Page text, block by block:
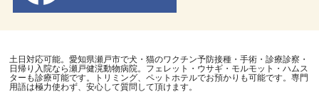
土日対応可能。愛知県瀬戸市で犬・猫のワクチン予防接種・手術・診療診察・
日帰り入院なら瀬戸健滉動物病院。フェレット・ウサギ・モルモット・ハムス
ターも診療可能です。トリミング、ペットホテルでお預かりも可能です。専門
用語は極力使わず、安心して質問して頂けます。